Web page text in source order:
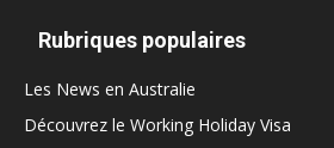
Rubriques populaires
Les News en Australie
Découvrez le Working Holiday Visa